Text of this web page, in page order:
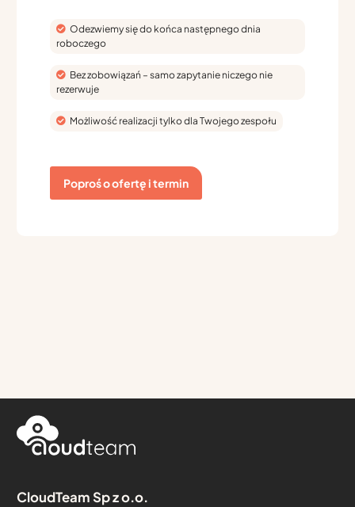
Odezwiemy się do końca następnego dnia
roboczego
Bez zobowiązań – samo zapytanie niczego nie
rezerwuje
Możliwość realizacji tylko dla Twojego zespołu
Poproś o ofertę i termin
CloudTeam Sp z o.o.